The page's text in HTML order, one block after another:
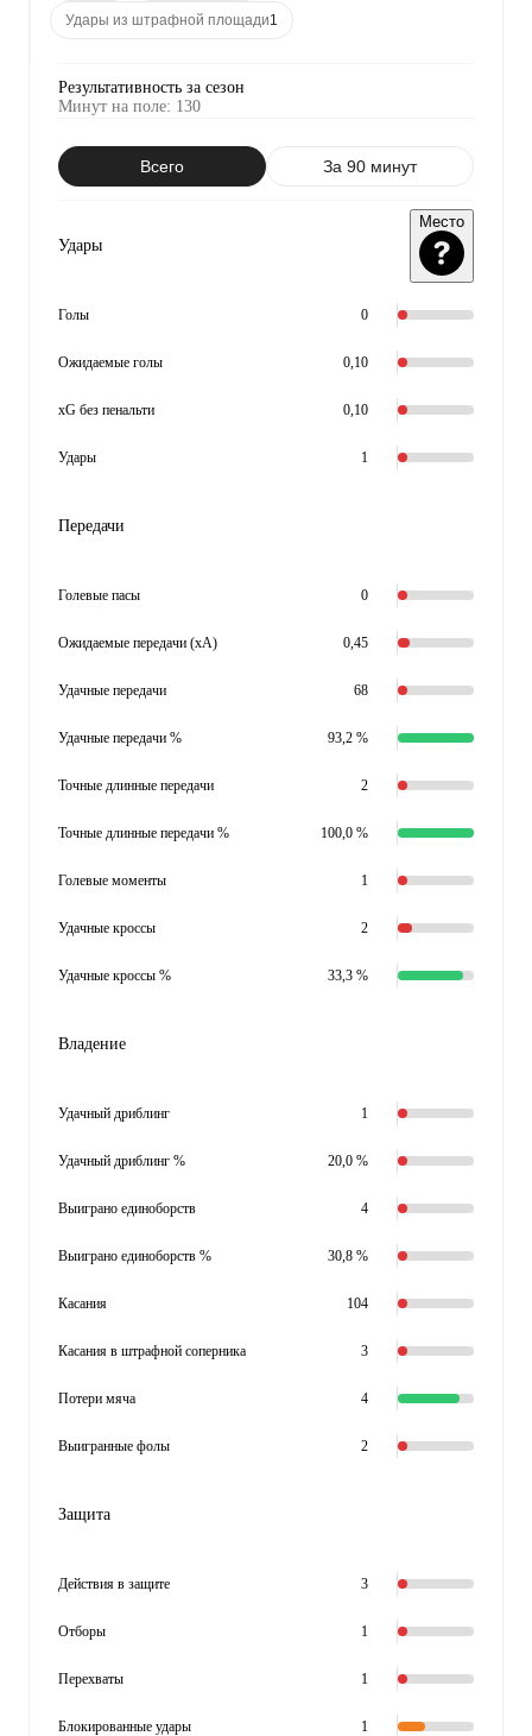
Удары из штрафной площади1
Результативность за сезон
Минут на поле: 130
Всего За 90 минут
Удары
Место
Голы 0
Ожидаемые голы 0,10
xG без пенальти 0,10
Удары 1
Передачи
Голевые пасы 0
Ожидаемые передачи (xA) 0,45
Удачные передачи 68
Удачные передачи % 93,2 %
Точные длинные передачи 2
Точные длинные передачи % 100,0 %
Голевые моменты 1
Удачные кроссы 2
Удачные кроссы % 33,3 %
Владение
Удачный дриблинг 1
Удачный дриблинг % 20,0 %
Выиграно единоборств 4
Выиграно единоборств % 30,8 %
Касания 104
Касания в штрафной соперника 3
Потери мяча 4
Выигранные фолы 2
Защита
Действия в защите 3
Отборы 1
Перехваты 1
Блокированные удары 1